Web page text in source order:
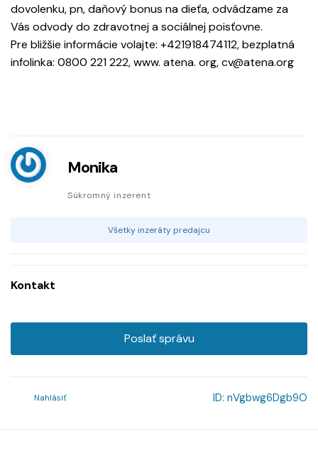
dovolenku, pn, daňový bonus na dieťa, odvádzame za
Vás odvody do zdravotnej a sociálnej poisťovne.
Pre bližšie informácie volajte: +421918474112, bezplatná
infolinka: 0800 221 222, www. atena. org, cv@atena.org
Monika
Súkromný inzerent
Všetky inzeráty predajcu
Kontakt
Poslať správu
Nahlásiť ID: nVgbwg6Dgb9O